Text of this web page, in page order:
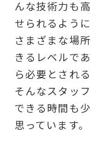
んな技術力も
せられるよう
さまざまな場
きるレベルで
ら必要とされ
そんなスタッ
できる時間も
思っています。